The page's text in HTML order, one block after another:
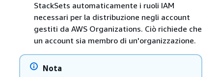
StackSets automaticamente i ruoli IAM
necessari per la distribuzione negli account
gestiti da AWS Organizations. Ciò richiede che
un account sia membro di un'organizzazione.
Nota